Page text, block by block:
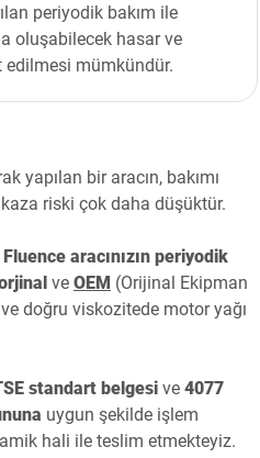
periyodik bakım ile
oluşabilecek hasar ve
edilmesi mümkündür.
yapılan bir aracın, bakımı
riski çok daha düşüktür.
aracınızın periyodik
ve OEM (Orijinal Ekipman
doğru viskozitede motor yağı
standart belgesi ve 4077
uygun şekilde işlem
hali ile teslim etmekteyiz.